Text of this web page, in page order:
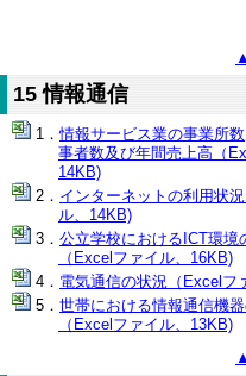
15 情報通信
情報サービス業の事業所
事者数及び年間売上高（
14KB)
インターネットの利用状
ル、14KB)
公立学校におけるICT環境
（Excelファイル、16KB)
電気通信の状況（Excelフ
世帯における情報通信機
（Excelファイル、13KB)